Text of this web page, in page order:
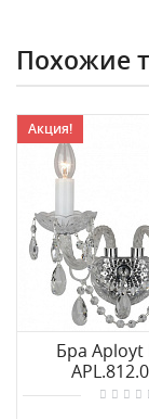
Похожие
Акция!
Бра Aployt